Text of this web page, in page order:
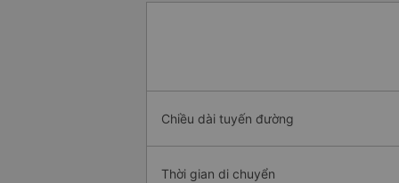
Chiều dài tuyến đường
Thời gian di chuyển